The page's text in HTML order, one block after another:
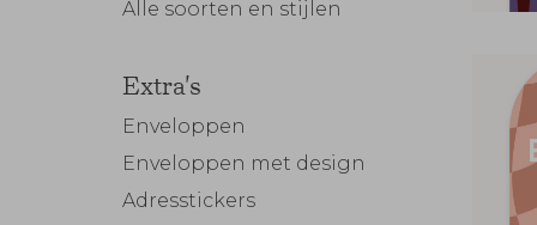
Alle soorten en stijlen
Extra's
Enveloppen
Enveloppen met design
Adresstickers